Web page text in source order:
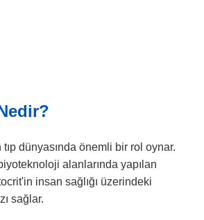
dünyasında önemli bir rol oynar.
alanlarında yapılan
insan sağlığı üzerindeki
sağlar.